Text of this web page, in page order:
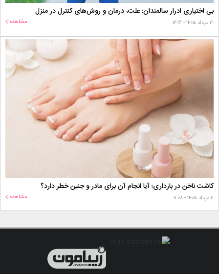
بی اختیاری ادرار سالمندان؛ علت، درمان و روش‌های کنترل در منزل
۱۲ مرداد ۱۴۰۵ - ۱۴:۱۶ مشاهده
کاشت ناخن در بارداری؛ آیا انجام آن برای مادر و جنین خطر دارد؟
۱۱ مرداد ۱۴۰۵ - ۱۱:۰۸ مشاهده